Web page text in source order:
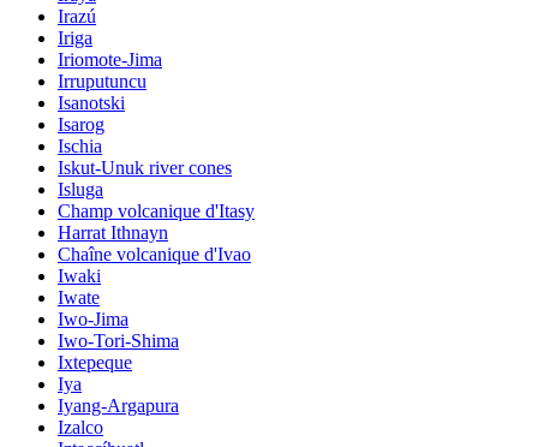
Irazú
Iriga
Iriomote-Jima
Irruputuncu
Isanotski
Isarog
Ischia
Iskut-Unuk river cones
Isluga
Champ volcanique d'Itasy
Harrat Ithnayn
Chaîne volcanique d'Ivao
Iwaki
Iwate
Iwo-Jima
Iwo-Tori-Shima
Ixtepeque
Iya
Iyang-Argapura
Izalco